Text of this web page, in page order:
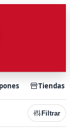
Tiendas
Filtrar